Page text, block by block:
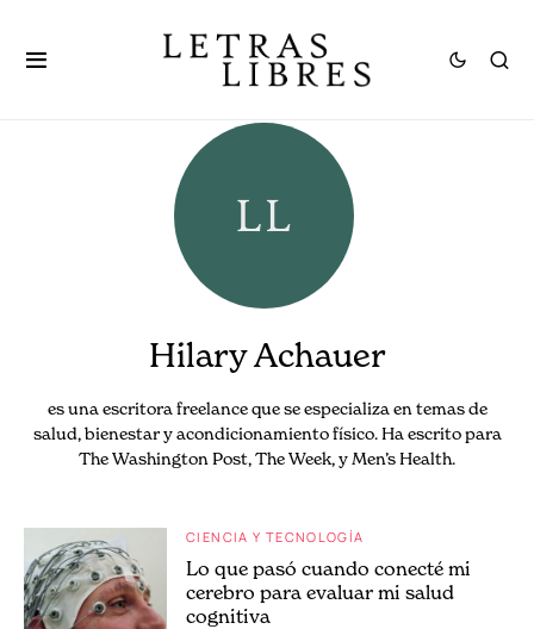
Hilary Achauer
es una escritora freelance que se especializa en temas de
salud, bienestar y acondicionamiento físico. Ha escrito para
The Washington Post, The Week, y Men’s Health.
CIENCIA Y TECNOLOGÍA
Lo que pasó cuando conecté mi
cerebro para evaluar mi salud
cognitiva